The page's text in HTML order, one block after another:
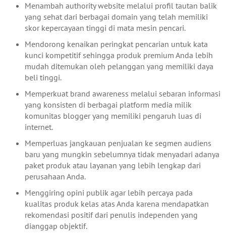
Menambah authority website melalui profil tautan balik
yang sehat dari berbagai domain yang telah memiliki
skor kepercayaan tinggi di mata mesin pencari.
Mendorong kenaikan peringkat pencarian untuk kata
kunci kompetitif sehingga produk premium Anda lebih
mudah ditemukan oleh pelanggan yang memiliki daya
beli tinggi.
Memperkuat brand awareness melalui sebaran informasi
yang konsisten di berbagai platform media milik
komunitas blogger yang memiliki pengaruh luas di
internet.
Memperluas jangkauan penjualan ke segmen audiens
baru yang mungkin sebelumnya tidak menyadari adanya
paket produk atau layanan yang lebih lengkap dari
perusahaan Anda.
Menggiring opini publik agar lebih percaya pada
kualitas produk kelas atas Anda karena mendapatkan
rekomendasi positif dari penulis independen yang
dianggap objektif.